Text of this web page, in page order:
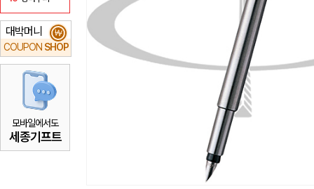
대박머니
COUPON SHOP
₩
모바일에서도
세종기프트